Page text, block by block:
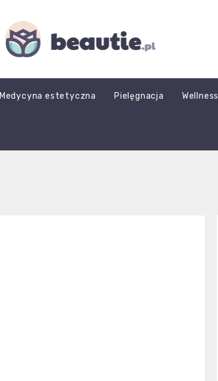
beautie.pl
Medycyna estetyczna Pielęgnacja Wellness